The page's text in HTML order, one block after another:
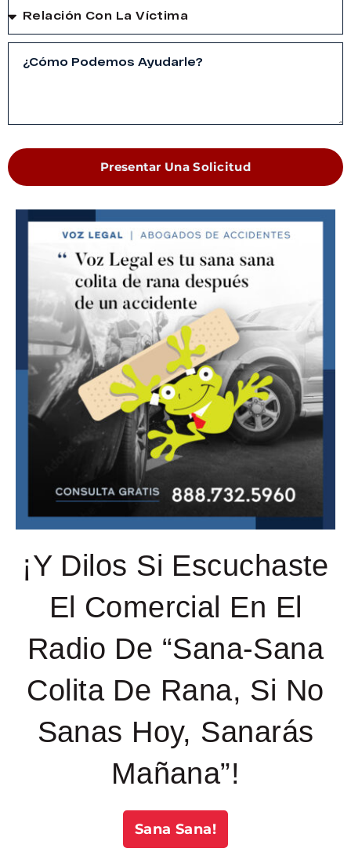
Presentar Una Solicitud
¡Y Dilos Si Escuchaste
El Comercial En El
Radio De “Sana-Sana
Colita De Rana, Si No
Sanas Hoy, Sanarás
Mañana”!
Sana Sana!